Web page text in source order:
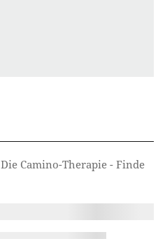
Die Camino-Therapie - Finde